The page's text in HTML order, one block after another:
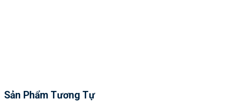
Sản Phẩm Tương Tự